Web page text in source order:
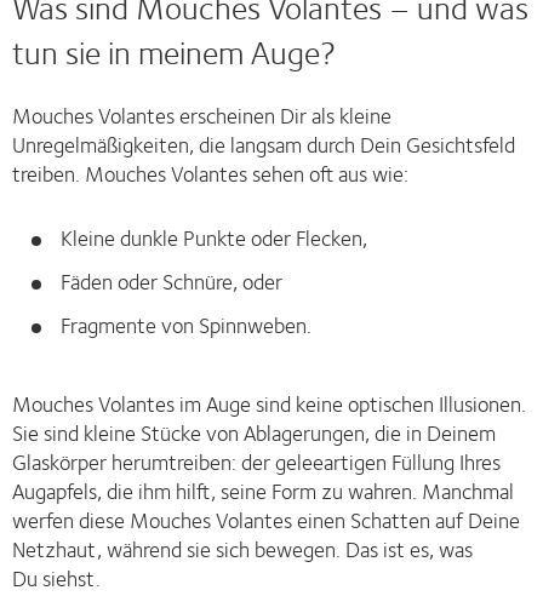
tun sie in meinem Auge?
Mouches Volantes erscheinen Dir als kleine
Unregelmäßigkeiten, die langsam durch Dein Gesichtsfeld
treiben. Mouches Volantes sehen oft aus wie:
Kleine dunkle Punkte oder Flecken,
Fäden oder Schnüre, oder
Fragmente von Spinnweben.
Mouches Volantes im Auge sind keine optischen Illusionen.
Sie sind kleine Stücke von Ablagerungen, die in Deinem
Glaskörper herumtreiben: der geleeartigen Füllung Ihres
Augapfels, die ihm hilft, seine Form zu wahren. Manchmal
werfen diese Mouches Volantes einen Schatten auf Deine
Netzhaut, während sie sich bewegen. Das ist es, was
Du siehst.